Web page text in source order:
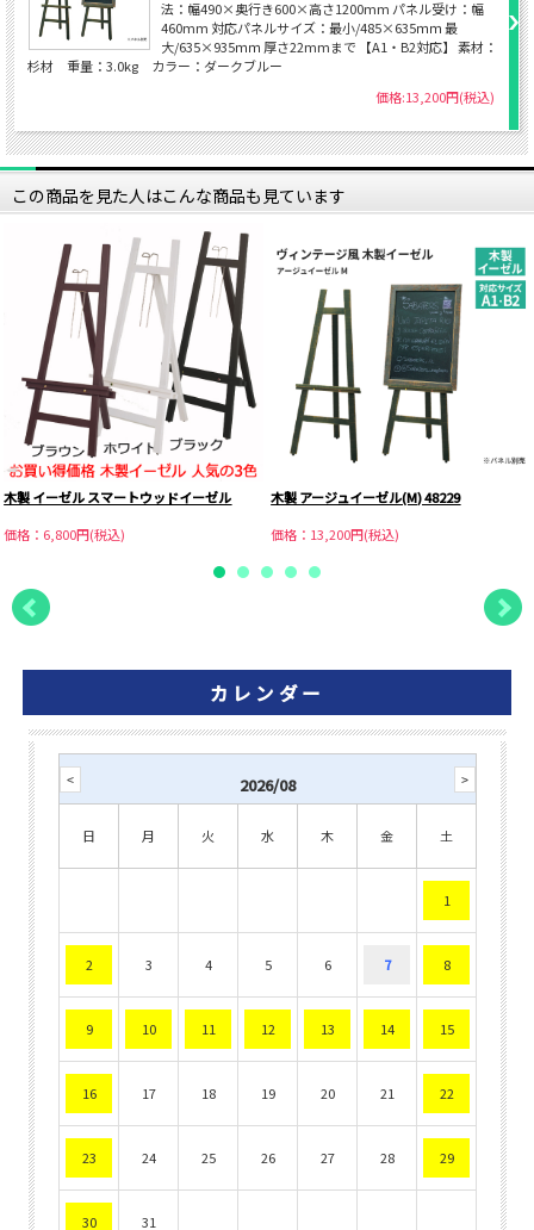
法：幅490×奥行き600×高さ1200mm パネル受け：幅
460mm 対応パネルサイズ：最小/485×635ｍｍ 最
大/635×935ｍｍ 厚さ22mmまで 【A1・B2対応】 素材：
杉材 重量：3.0kg カラー：ダークブルー
価格:13,200円(税込)
この商品を見た人はこんな商品も見ています
木製 イーゼル スマートウッドイーゼル
価格：6,800円(税込)
木製 アージュイーゼル(M) 48229
価格：13,200円(税込)
カレンダー